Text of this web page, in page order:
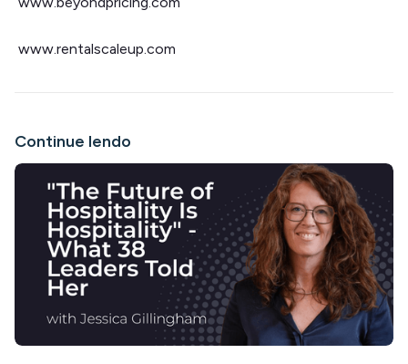
www.rentalscaleup.com
Continue lendo